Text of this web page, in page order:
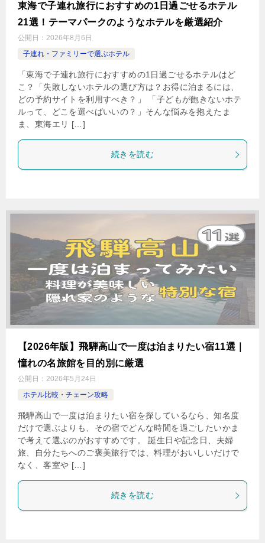
東海で子連れ旅行におすすめの1日過ごせるホテル
21選！テーマパークのようなホテルを厳選紹介
公開日： 2026年8月6日
子連れ・ファミリーで選ぶホテル
「東海で子連れ旅行におすすめの1日過ごせるホテルはど
こ？「失敗しないホテルの選び方は？お得に泊まるには、
どの予約サイトを利用すべき？」 「子どもが飽きないホテ
ルって、どこを選べばいいの？」そんな悩みを抱えたま
ま、東海エリ […]
続きを読む
【2026年版】飛騨高山で一度は泊まりたい宿11選｜
憧れの名旅館を目的別に厳選
公開日： 2026年5月24日
ホテル比較・チェーン攻略
飛騨高山で一度は泊まりたい宿を探しているなら、知名度
だけで選ぶよりも、その宿でどんな時間を過ごしたいかま
で考えて選ぶのがおすすめです。 誕生日や記念日、夫婦
旅、自分たちへのご褒美旅行では、料理がおいしいだけで
なく、客室や […]
続きを読む